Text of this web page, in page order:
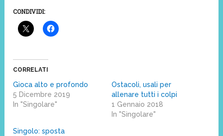
CONDIVIDI:
CORRELATI
Gioca alto e profondo
5 Dicembre 2019
In "Singolare"
Ostacoli, usali per
allenare tutti i colpi
1 Gennaio 2018
In "Singolare"
Singolo: sposta